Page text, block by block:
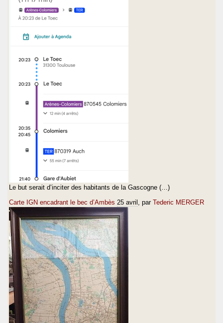
Le but serait d’inciter des habitants de la Gascogne (…)
Carte IGN encadrant le bec d’Ambès 25 avril , par Tederic MERGER